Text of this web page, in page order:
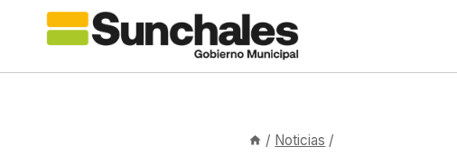
/ Noticias /